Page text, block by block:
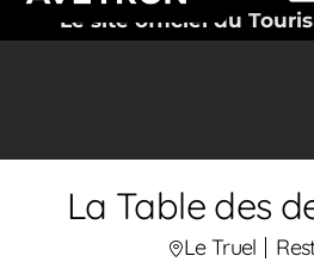
Le site officiel du
La Table des
Le Truel